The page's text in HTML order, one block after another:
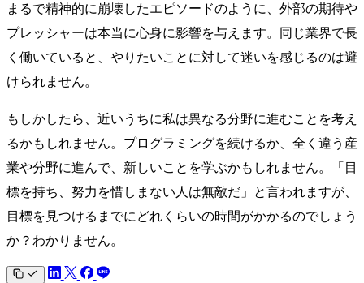
まるで精神的に崩壊したエピソードのように、外部の期待や
プレッシャーは本当に心身に影響を与えます。同じ業界で長
く働いていると、やりたいことに対して迷いを感じるのは避
けられません。
もしかしたら、近いうちに私は異なる分野に進むことを考え
るかもしれません。プログラミングを続けるか、全く違う産
業や分野に進んで、新しいことを学ぶかもしれません。「目
標を持ち、努力を惜しまない人は無敵だ」と言われますが、
目標を見つけるまでにどれくらいの時間がかかるのでしょう
か？わかりません。